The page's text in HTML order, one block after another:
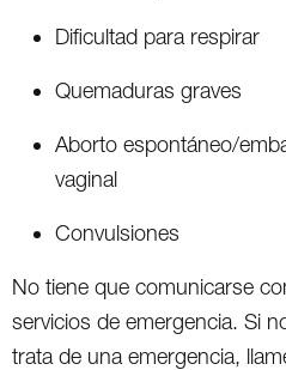
Dificultad para respirar
Quemaduras graves
Aborto espontáneo/
vaginal
Convulsiones
No tiene que comunicarse
servicios de emergencia. Si
trata de una emergencia,